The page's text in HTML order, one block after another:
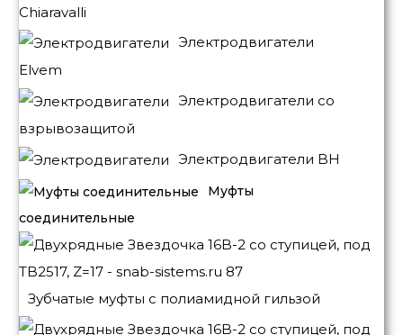
Chiaravalli
Электродвигатели
Elvem
Электродвигатели со
взрывозащитой
Электродвигатели BH
Муфты
соединительные
Зубчатые муфты с полиамидной гильзой